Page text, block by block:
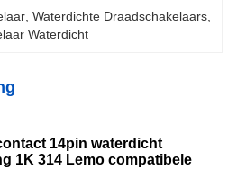
Waterdichte Draadschakelaars
Waterdicht
14pin waterdicht
1K 314 Lemo compatibele